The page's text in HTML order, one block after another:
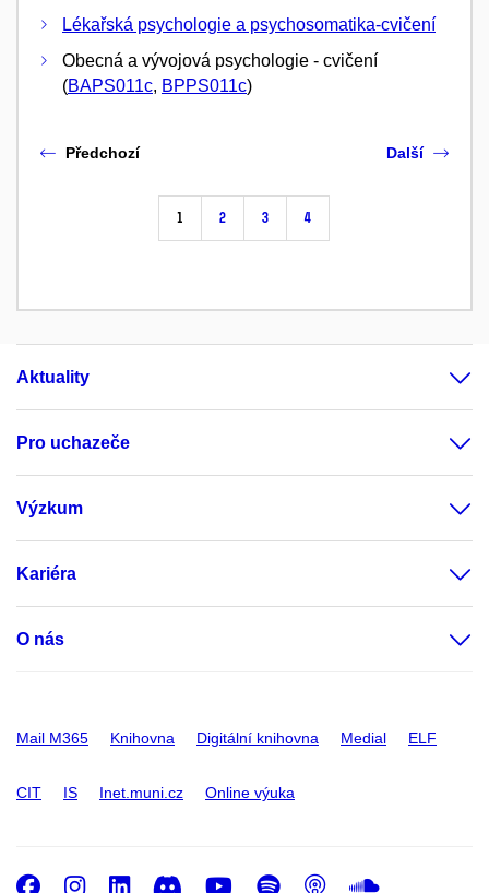
Lékařská psychologie a psychosomatika-cvičení
Obecná a vývojová psychologie - cvičení
(BAPS011c, BPPS011c)
Předchozí
1 2 3 4
Další
Aktuality
Pro uchazeče
Výzkum
Kariéra
O nás
Mail M365 Knihovna Digitální knihovna Medial ELF
CIT IS Inet.muni.cz Online výuka
Facebook
Instagram
LinkedIn
DiscordYoutube
Spotify
Podcast